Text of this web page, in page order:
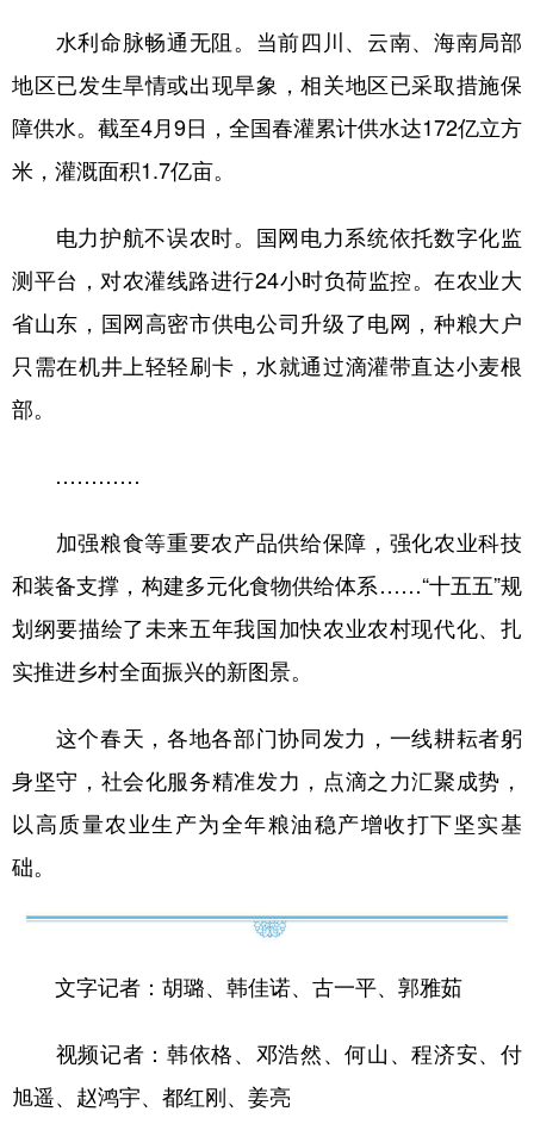
水利命脉畅通无阻。当前四川、云南、海南局部
地区已发生旱情或出现旱象，相关地区已采取措施保
障供水。截至4月9日，全国春灌累计供水达172亿立方
米，灌溉面积1.7亿亩。
电力护航不误农时。国网电力系统依托数字化监
测平台，对农灌线路进行24小时负荷监控。在农业大
省山东，国网高密市供电公司升级了电网，种粮大户
只需在机井上轻轻刷卡，水就通过滴灌带直达小麦根
部。
加强粮食等重要农产品供给保障，强化农业科技
和装备支撑，构建多元化食物供给体系……“十五五”规
划纲要描绘了未来五年我国加快农业农村现代化、扎
实推进乡村全面振兴的新图景。
这个春天，各地各部门协同发力，一线耕耘者躬
身坚守，社会化服务精准发力，点滴之力汇聚成势，
以高质量农业生产为全年粮油稳产增收打下坚实基
础。
文字记者：胡璐、韩佳诺、古一平、郭雅茹
视频记者：韩依格、邓浩然、何山、程济安、付
旭遥、赵鸿宇、都红刚、姜亮